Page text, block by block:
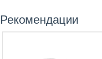
Рекомендации